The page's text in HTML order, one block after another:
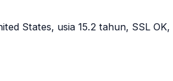
States, usia 15.2 tahun, SSL OK,